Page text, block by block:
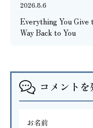
2026.8.6
Everything You
Way Back to You
コメントを
お名前